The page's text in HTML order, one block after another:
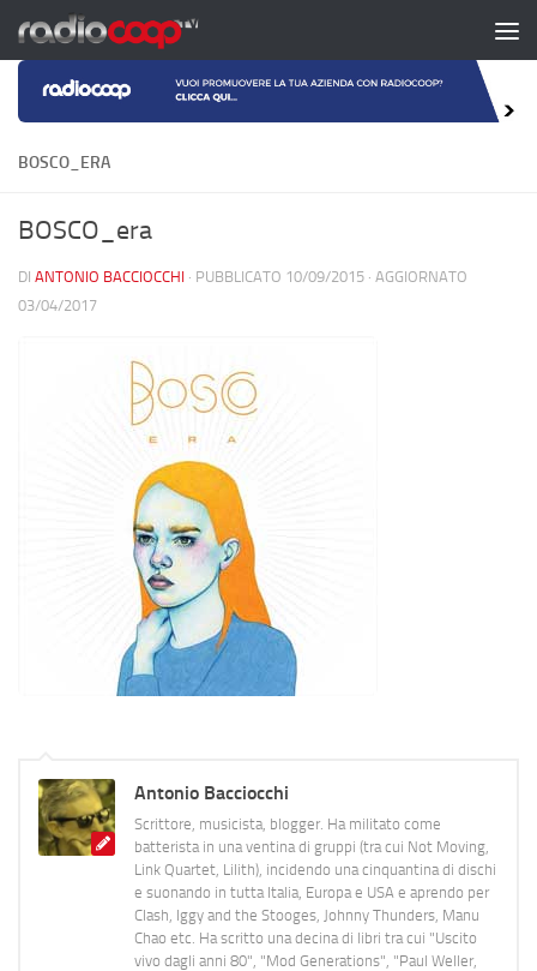
Salta al contenuto
BOSCO_ERA
BOSCO_era
DI ANTONIO BACCIOCCHI · PUBBLICATO 10/09/2015 · AGGIORNATO
03/04/2017
Antonio Bacciocchi
Scrittore, musicista, blogger. Ha militato come
batterista in una ventina di gruppi (tra cui Not Moving,
Link Quartet, Lilith), incidendo una cinquantina di dischi
e suonando in tutta Italia, Europa e USA e aprendo per
Clash, Iggy and the Stooges, Johnny Thunders, Manu
Chao etc. Ha scritto una decina di libri tra cui "Uscito
vivo dagli anni 80", "Mod Generations", "Paul Weller,